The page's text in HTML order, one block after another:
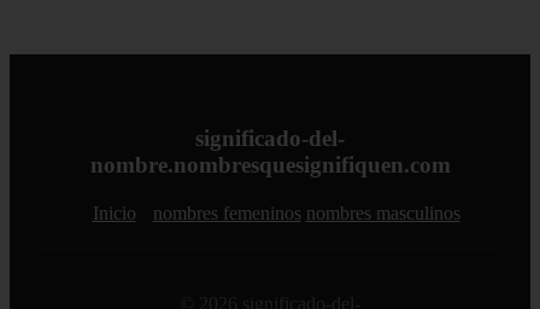
significado-del-
nombre.nombresquesignifiquen.com
Inicio nombres femeninos nombres masculinos
© 2026 significado-del-